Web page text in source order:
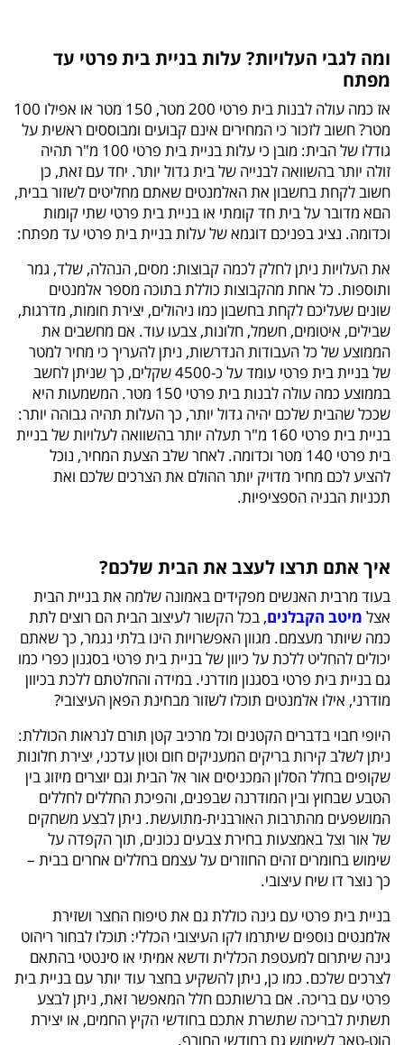
ומה לגבי העלויות? עלות בניית בית פרטי עד
מפתח
אז כמה עולה לבנות בית פרטי 200 מטר, 150 מטר או אפילו 100
מטר? חשוב לזכור כי המחירים אינם קבועים ומבוססים ראשית על
גודלו של הבית: מובן כי עלות בניית בית פרטי 100 מ"ר תהיה
זולה יותר בהשוואה לבנייה של בית גדול יותר. יחד עם זאת, כן
חשוב לקחת בחשבון את האלמנטים שאתם מחליטים לשזור בבית,
הםא מדובר על בית חד קומתי או בניית בית פרטי שתי קומות
וכדומה. נציג בפניכם דוגמא של עלות בניית בית פרטי עד מפתח:
את העלויות ניתן לחלק לכמה קבוצות: מסים, הנהלה, שלד, גמר
ותוספות. כל אחת מהקבוצות כוללת בתוכה מספר אלמנטים
שונים שעליכם לקחת בחשבון כמו ניהולים, יצירת חומות, מדרגות,
שבילים, איטומים, חשמל, חלונות, צבעו עוד. אם מחשבים את
הממוצע של כל העבודות הנדרשות, ניתן להעריך כי מחיר למטר
של בניית בית פרטי עומד על כ-4500 שקלים, כך שניתן לחשב
בממוצע כמה עולה לבנות בית פרטי 150 מטר. המשמעות היא
שככל שהבית שלכם יהיה גדול יותר, כך העלות תהיה גבוהה יותר:
בניית בית פרטי 160 מ"ר תעלה יותר בהשוואה לעלויות של בניית
בית פרטי 140 מטר וכדומה. לאחר שלב הצעת המחיר, נוכל
להציע לכם מחיר מדויק יותר ההולם את הצרכים שלכם ואת
תכניות הבניה הספציפיות.
איך אתם תרצו לעצב את הבית שלכם?
בעוד מרבית האנשים מפקידים באמונה שלמה את בניית הבית
אצל מיטב הקבלנים, בכל הקשור לעיצוב הבית הם רוצים לתת
כמה שיותר מעצמם. מגוון האפשרויות הינו בלתי נגמר, כך שאתם
יכולים להחליט ללכת על כיוון של בניית בית פרטי בסגנון כפרי כמו
גם בניית בית פרטי בסגנון מודרני. במידה והחלטתם ללכת בכיוון
מודרני, אילו אלמנטים תוכלו לשזור מבחינת הפאן העיצובי?
היופי חבוי בדברים הקטנים וכל מרכיב קטן תורם לנראות הכוללת:
ניתן לשלב קירות בריקים המעניקים חום וטון עדכני, יצירת חלונות
שקופים בחלל הסלון המכניסים אור אל הבית וגם יוצרים מיזוג בין
הטבע שבחוץ ובין המודרנה שבפנים, והפיכת החללים לחללים
המושפעים מהתרבות האורבנית-מתועשת. ניתן לבצע משחקים
של אור וצל באמצעות בחירת צבעים נכונים, תוך הקפדה על
שימוש בחומרים זהים החוזרים על עצמם בחללים אחרים בבית –
כך נוצר דו שיח עיצובי.
בניית בית פרטי עם גינה כוללת גם את טיפוח החצר ושזירת
אלמנטים נוספים שיתרמו לקו העיצובי הכללי: תוכלו לבחור ריהוט
גינה שיתרום למעטפת הכללית ודשא אמיתי או סינטטי בהתאם
לצרכים שלכם. כמו כן, ניתן להשקיע בחצר עוד יותר עם בניית בית
פרטי עם בריכה. אם ברשותכם חלל המאפשר זאת, ניתן לבצע
תשתית לבריכה שתשרת אתכם בחודשי הקיץ החמים, או יצירת
הוט-טאב לשימוש גם בחודשי החורף.